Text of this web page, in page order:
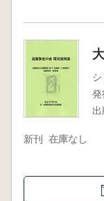
シ
発
出
新刊 在庫なし